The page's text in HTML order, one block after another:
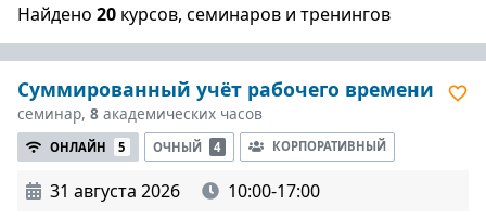
Найдено 20 курсов, семинаров и тренингов
Суммированный учёт рабочего времени
семинар, 8 академических часов
ОНЛАЙН 5 ОЧНЫЙ 4 КОРПОРАТИВНЫЙ
31 августа 2026 10:00-17:00